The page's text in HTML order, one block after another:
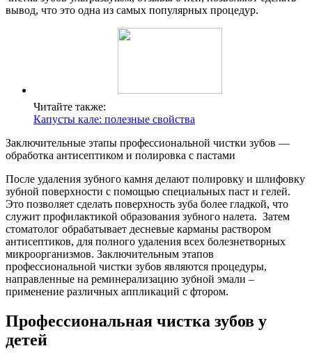
вывод, что это одна из самых популярных процедур.
Читайте также:
Капусты кале: полезные свойства
Заключительные этапы профессиональной чистки зубов —
обработка антисептиком и полировка с пастами
После удаления зубного камня делают полировку и шлифовку
зубной поверхности с помощью специальных паст и гелей.
Это позволяет сделать поверхность зуба более гладкой, что
служит профилактикой образования зубного налета. Затем
стоматолог обрабатывает десневые карманы раствором
антисептиков, для полного удаления всех болезнетворных
микроорганизмов. Заключительным этапов
профессиональной чистки зубов являются процедуры,
направленные на реминерализацию зубной эмали –
применение различных аппликаций с фтором.
Профессиональная чистка зубов у
детей